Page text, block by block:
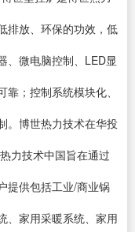
排放、环保的功效，低
、微电脑控制、LED显
；控制系统模块化、
。博世热力技术在华投
力技术中国旨在通过
提供包括工业/商业锅
、家用采暖系统、家用